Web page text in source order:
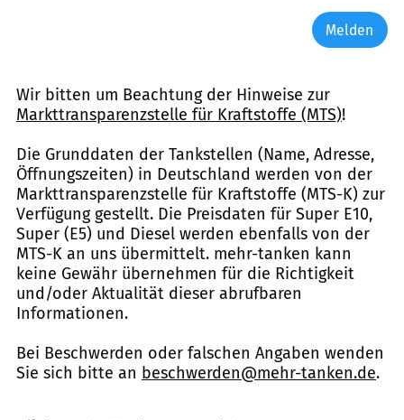
Melden
Wir bitten um Beachtung der Hinweise zur
Markttransparenzstelle für Kraftstoffe (MTS)!
Die Grunddaten der Tankstellen (Name, Adresse,
Öffnungszeiten) in Deutschland werden von der
Markttransparenzstelle für Kraftstoffe (MTS-K) zur
Verfügung gestellt. Die Preisdaten für Super E10,
Super (E5) und Diesel werden ebenfalls von der
MTS-K an uns übermittelt. mehr-tanken kann
keine Gewähr übernehmen für die Richtigkeit
und/oder Aktualität dieser abrufbaren
Informationen.
Bei Beschwerden oder falschen Angaben wenden
Sie sich bitte an beschwerden@mehr-tanken.de.